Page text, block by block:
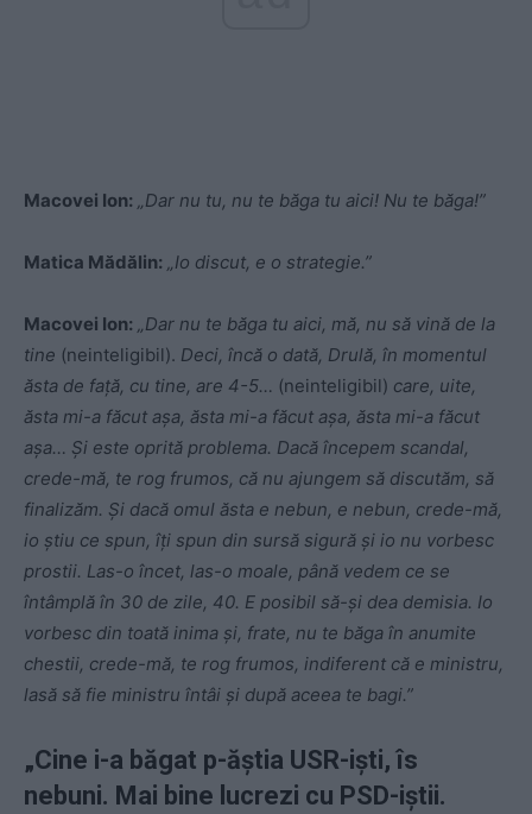
Macovei Ion: „Dar nu tu, nu te băga tu aici! Nu te băga!”
Matica Mădălin: „Io discut, e o strategie.”
Macovei Ion: „Dar nu te băga tu aici, mă, nu să vină de la
tine (neinteligibil). Deci, încă o dată, Drulă, în momentul
ăsta de față, cu tine, are 4-5… (neinteligibil) care, uite,
ăsta mi-a făcut așa, ăsta mi-a făcut așa, ăsta mi-a făcut
așa… Și este oprită problema. Dacă începem scandal,
crede-mă, te rog frumos, că nu ajungem să discutăm, să
finalizăm. Și dacă omul ăsta e nebun, e nebun, crede-mă,
io știu ce spun, îți spun din sursă sigură și io nu vorbesc
prostii. Las-o încet, las-o moale, până vedem ce se
întâmplă în 30 de zile, 40. E posibil să-și dea demisia. Io
vorbesc din toată inima și, frate, nu te băga în anumite
chestii, crede-mă, te rog frumos, indiferent că e ministru,
lasă să fie ministru întâi și după aceea te bagi.”
„Cine i-a băgat p-ăștia USR-iști, îs
nebuni. Mai bine lucrezi cu PSD-iștii.